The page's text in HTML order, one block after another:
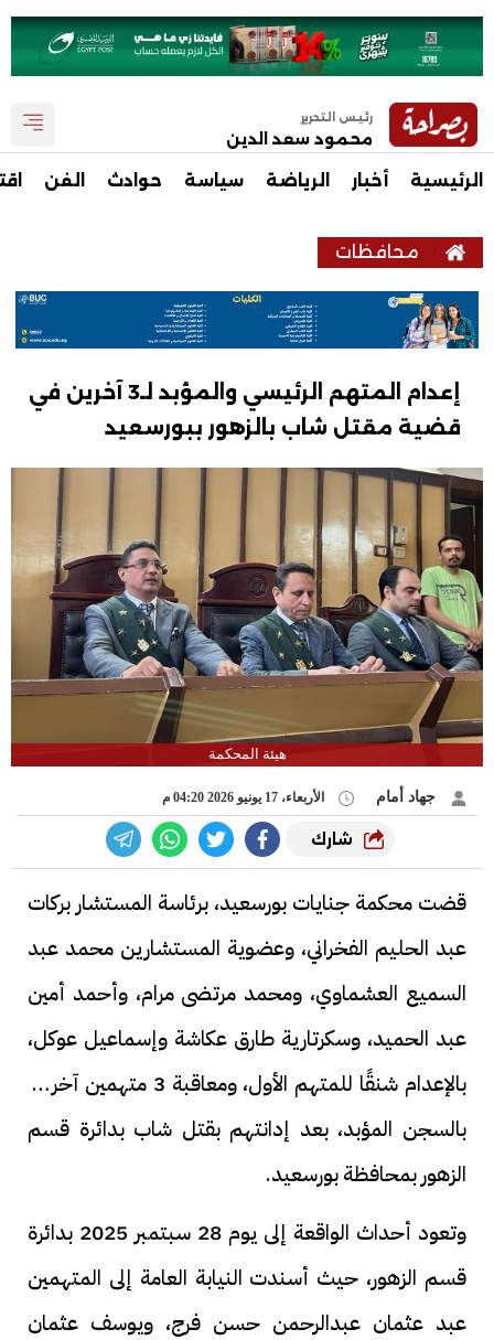
رئيس التحرير
محمود سعد الدين
الرئيسية أخبار الرياضة سياسة حوادث الفن
محافظات
إعدام المتهم الرئيسي والمؤبد لـ3 آخرين في
قضية مقتل شاب بالزهور ببورسعيد
هيئة المحكمة
جهاد أمام الأربعاء، 17 يونيو 2026 04:20 م
شارك
قضت محكمة جنايات بورسعيد، برئاسة المستشار بركات
عبد الحليم الفخراني، وعضوية المستشارين محمد عبد
السميع العشماوي، ومحمد مرتضى مرام، وأحمد أمين
عبد الحميد، وسكرتارية طارق عكاشة وإسماعيل عوكل،
بالإعدام شنقًا للمتهم الأول، ومعاقبة 3 متهمين آخرين
بالسجن المؤبد، بعد إدانتهم بقتل شاب بدائرة قسم
الزهور بمحافظة بورسعيد.
وتعود أحداث الواقعة إلى يوم 28 سبتمبر 2025 بدائرة
قسم الزهور، حيث أسندت النيابة العامة إلى المتهمين
عبد عثمان عبدالرحمن حسن فرج، ويوسف عثمان